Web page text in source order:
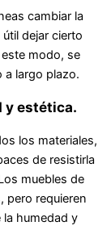
cambiar la
dejar cierto
modo, se
largo plazo.
y estética.
los materiales,
de resistirla
muebles de
pero requieren
humedad y